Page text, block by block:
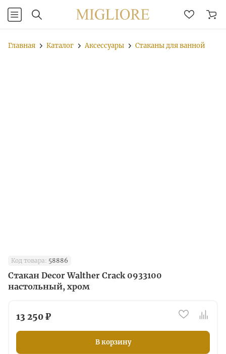
Главная Каталог Аксессуары Стаканы для ванной
Код товара: 58886
Стакан Decor Walther Crack 0933100
настольный, хром
13 250 ₽
В корзину